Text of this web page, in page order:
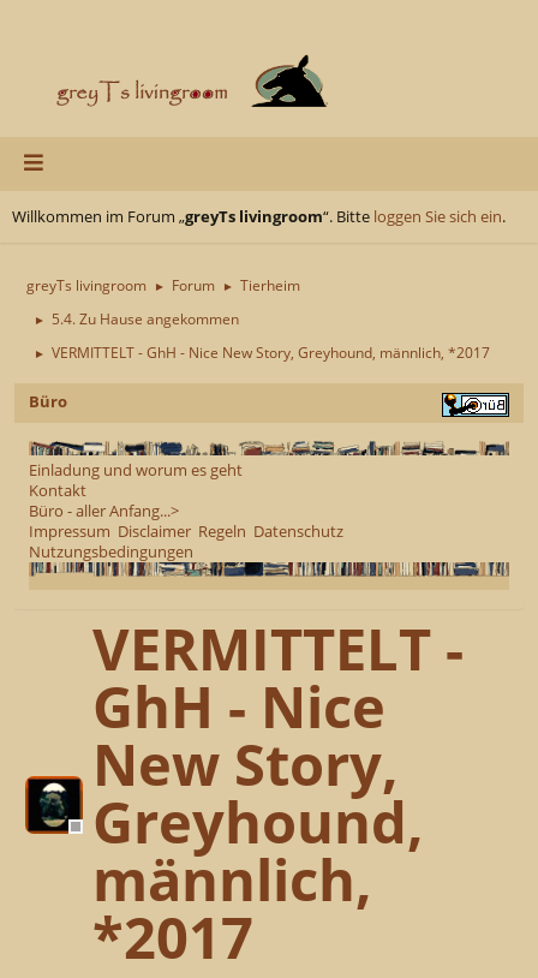
Willkommen im Forum „greyTs livingroom“. Bitte loggen Sie sich ein.
greyTs livingroom ► Forum ► Tierheim
► 5.4. Zu Hause angekommen
► VERMITTELT - GhH - Nice New Story, Greyhound, männlich, *2017
Büro
Einladung und worum es geht
Kontakt
Büro - aller Anfang...>
Impressum Disclaimer Regeln Datenschutz
Nutzungsbedingungen
VERMITTELT -
GhH - Nice
New Story,
Greyhound,
männlich,
*2017